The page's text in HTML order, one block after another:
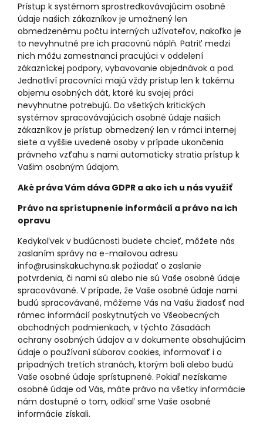
Prístup k systémom sprostredkovávajúcim osobné
údaje našich zákazníkov je umožnený len
obmedzenému počtu interných užívateľov, nakoľko je
to nevyhnutné pre ich pracovnú náplň. Patriť medzi
nich môžu zamestnanci pracujúci v oddelení
zákazníckej podpory, vybavovanie objednávok a pod.
Jednotliví pracovníci majú vždy prístup len k takému
objemu osobných dát, ktoré ku svojej práci
nevyhnutne potrebujú. Do všetkých kritických
systémov spracovávajúcich osobné údaje našich
zákazníkov je prístup obmedzený len v rámci internej
siete a vyššie uvedené osoby v prípade ukončenia
právneho vzťahu s nami automaticky stratia prístup k
Vašim osobným údajom.
Aké práva Vám dáva GDPR a ako ich u nás využiť
Právo na sprístupnenie informácií a právo na ich
opravu
Kedykoľvek v budúcnosti budete chcieť, môžete nás
zaslaním správy na e-mailovou adresu
info@rusinskakuchyna.sk požiadať o zaslanie
potvrdenia, či nami sú alebo nie sú Vaše osobné údaje
spracovávané. V prípade, že Vaše osobné údaje nami
budú spracovávané, môžeme Vás na Vašu žiadosť nad
rámec informácií poskytnutých vo Všeobecných
obchodných podmienkach, v týchto Zásadách
ochrany osobných údajov a v dokumente obsahujúcim
údaje o používaní súborov cookies, informovať i o
prípadných tretích stranách, ktorým boli alebo budú
Vaše osobné údaje sprístupnené. Pokiaľ nezískame
osobné údaje od Vás, máte právo na všetky informácie
nám dostupné o tom, odkiaľ sme Vaše osobné
informácie získali.